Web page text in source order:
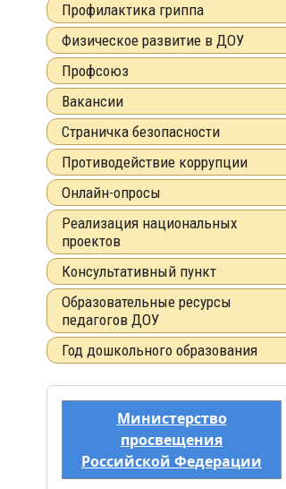
Профилактика гриппа
Физическое развитие в ДОУ
Профсоюз
Вакансии
Страничка безопасности
Противодействие коррупции
Онлайн-опросы
Реализация национальных
проектов
Консультативный пункт
Образовательные ресурсы
педагогов ДОУ
Год дошкольного образования
Министерство
просвещения
Российской Федерации